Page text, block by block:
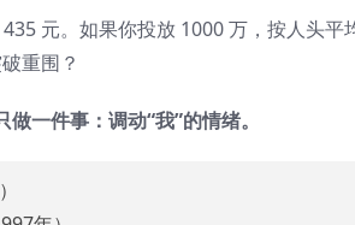
元。如果你投放 1000 万，按人头
重围？
一件事：调动“我”的情绪。